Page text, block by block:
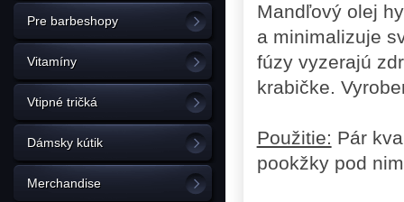
Pre barbeshopy
Vitamíny
Vtipné tričká
Dámsky kútik
Merchandise
Mandľový olej
a minimalizuje
fúzy vyzerajú
krabičke.
Použitie: Pár
pookžky pod